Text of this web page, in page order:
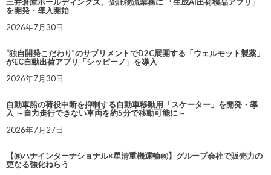
を開発・導入開始
2026年7月30日
“独自開発こだわり”のサプリメントでD2C展開する「ウェルモット製薬」
がEC自動出荷アプリ「シッピーノ」を導入
2026年7月30日
自動車船の荷役中断を抑制する自動車移動用「スケーター」を開発・導
入 ～自力走行できない車両を約5分で移動可能に～
2026年7月27日
【㈱ハナインターナショナル×星清重機運輸㈱】グループ会社で販売力の
更なる強化ねらう